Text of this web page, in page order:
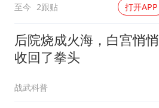
至今 2跟贴 打开APP
后院烧成火海，白宫悄悄
收回了拳头
战武科普